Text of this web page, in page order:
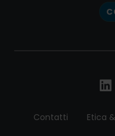
Contatti Etica